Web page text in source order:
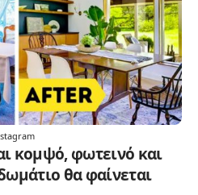
κομψό, φωτεινό και
θα φαίνεται